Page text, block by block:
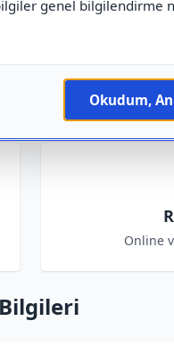
genel bilgilendirme
Okudum,
Online